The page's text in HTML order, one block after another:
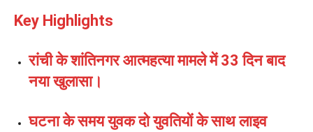
Key Highlights
रांची के शांतिनगर आत्महत्या मामले में 33 दिन बाद
नया खुलासा।
घटना के समय युवक दो युवतियों के साथ लाइव